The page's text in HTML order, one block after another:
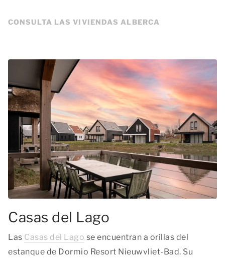
CONSULTA LAS VIVIENDAS ALBERCA
Casas del Lago
Las Casas del Lago se encuentran a orillas del
estanque de Dormio Resort Nieuwvliet-Bad. Su